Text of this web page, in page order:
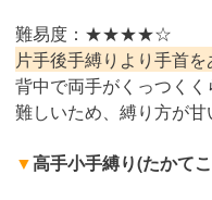
難易度：★★★★☆
片手後手縛りより手首
背中で両手がくっつくく
難しいため、縛り方が甘
▼高手小手縛り(たかて